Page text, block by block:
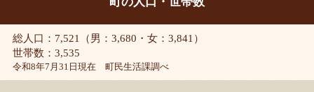
総人口：7,521（男：3,680・女：3,841）
世帯数：3,535
令和8年7月31日現在 町民生活課調べ